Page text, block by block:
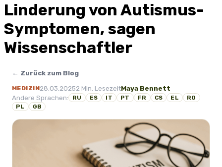
Linderung von Autismus-
Symptomen, sagen
Wissenschaftler
← Zurück zum Blog
MEDIZIN28.03.20252 Min. LesezeitMaya Bennett
Andere Sprachen:
RU ES IT PT FR CS EL
RO
PL
GB